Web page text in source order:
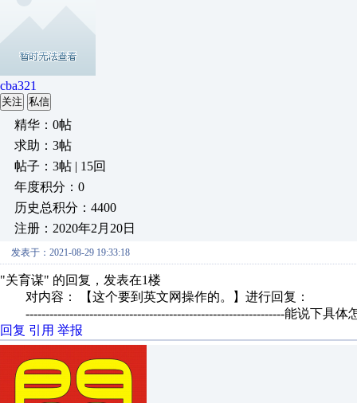
cba321
关注 私信
精华：0帖
求助：3帖
帖子：3帖 | 15回
年度积分：0
历史总积分：4400
注册：2020年2月20日
发表于：2021-08-29 19:33:18
"关育谋" 的回复，发表在1楼
对内容： 【这个要到英文网操作的。】进行回复：
-----------------------------------------------------------------能说下具体
回复 引用 举报